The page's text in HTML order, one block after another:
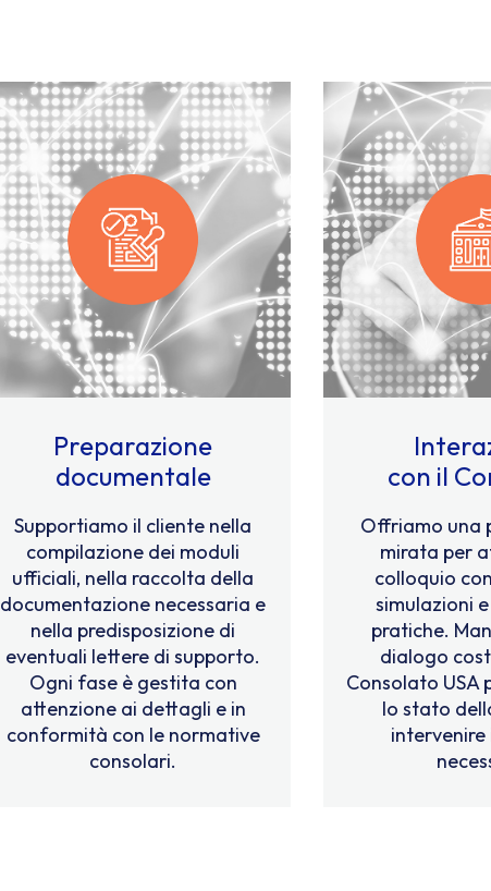
Preparazione
documentale
Supportiamo il cliente nella
compilazione dei moduli
ufficiali, nella raccolta della
documentazione necessaria e
nella predisposizione di
eventuali lettere di supporto.
Ogni fase è gestita con
attenzione ai dettagli e in
conformità con le normative
consolari.
con il
Offriamo una
mirata per
colloquio
simulazioni
pratiche.
dialogo
Consolato USA
lo stato
intervenire